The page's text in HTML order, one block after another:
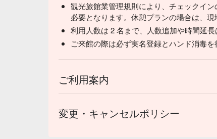
観光旅館業管理規則により、チェックイ
必要となります。休憩プランの場合は、現
利用人数は 2 名まで、人数追加や時間延長
ご来館の際は必ず実名登録とハンド消毒を
ご利用案内
変更・キャンセルポリシー